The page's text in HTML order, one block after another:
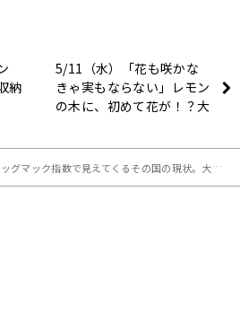
納
5/11（水）「花も咲かな
きゃ実もならない」レモン
の木に、初めて花が！？大
る！？
マック指数で見えてくるその国の現状。大竹「価格のランキングは同時になんかその国の経済状態も表している」